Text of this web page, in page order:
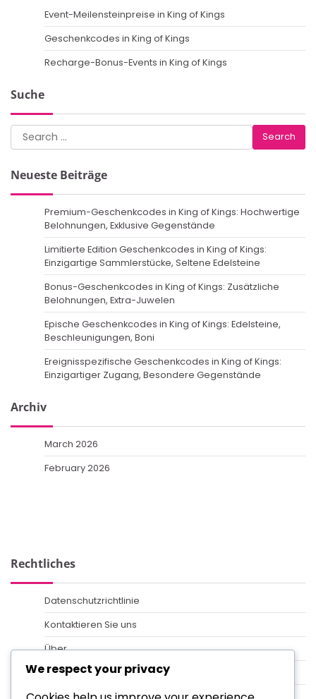
Event-Meilensteinpreise in King of Kings
Geschenkcodes in King of Kings
Recharge-Bonus-Events in King of Kings
Suche
Search
for:
Neueste Beiträge
Premium-Geschenkcodes in King of Kings: Hochwertige
Belohnungen, Exklusive Gegenstände
Limitierte Edition Geschenkcodes in King of Kings:
Einzigartige Sammlerstücke, Seltene Edelsteine
Bonus-Geschenkcodes in King of Kings: Zusätzliche
Belohnungen, Extra-Juwelen
Epische Geschenkcodes in King of Kings: Edelsteine,
Beschleunigungen, Boni
Ereignisspezifische Geschenkcodes in King of Kings:
Einzigartiger Zugang, Besondere Gegenstände
Archiv
March 2026
February 2026
Rechtliches
Datenschutzrichtlinie
Kontaktieren Sie uns
Über
Cookies und Tracking
We respect your privacy